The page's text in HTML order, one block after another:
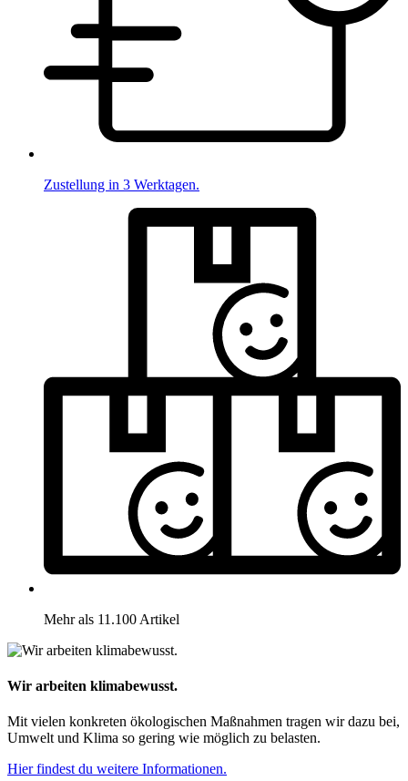
Zustellung in 3 Werktagen.
Mehr als 11.100 Artikel
Wir arbeiten klimabewusst.
Mit vielen konkreten ökologischen Maßnahmen tragen wir dazu bei,
Umwelt und Klima so gering wie möglich zu belasten.
Hier findest du weitere Informationen.